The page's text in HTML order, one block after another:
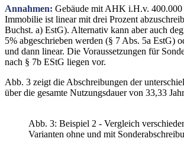
Annahmen: Gebäude mit AHK i.H.v.
Immobilie ist linear mit drei Prozent
Buchst. a) EstG). Alternativ kann aber auch
5% abgeschrieben werden (§ 7 Abs. 5a EstG)
und dann linear. Die Voraussetzungen für
nach § 7b EStG liegen vor.
Abb. 3 zeigt die Abschreibungen der
über die gesamte Nutzungsdauer von 33,33
Abb. 3: Beispiel 2 - Vergleich
Varianten ohne und mit